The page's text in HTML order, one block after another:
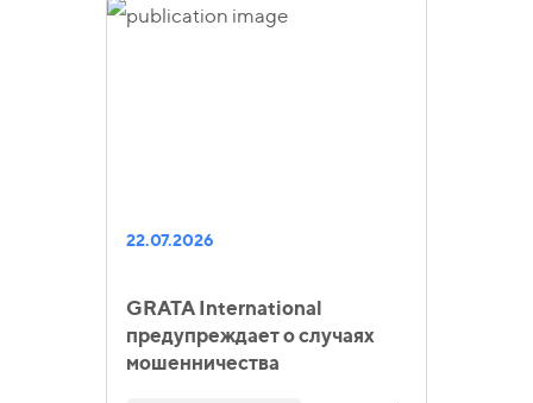
22.07.2026
GRATA International
предупреждает о случаях
мошенничества